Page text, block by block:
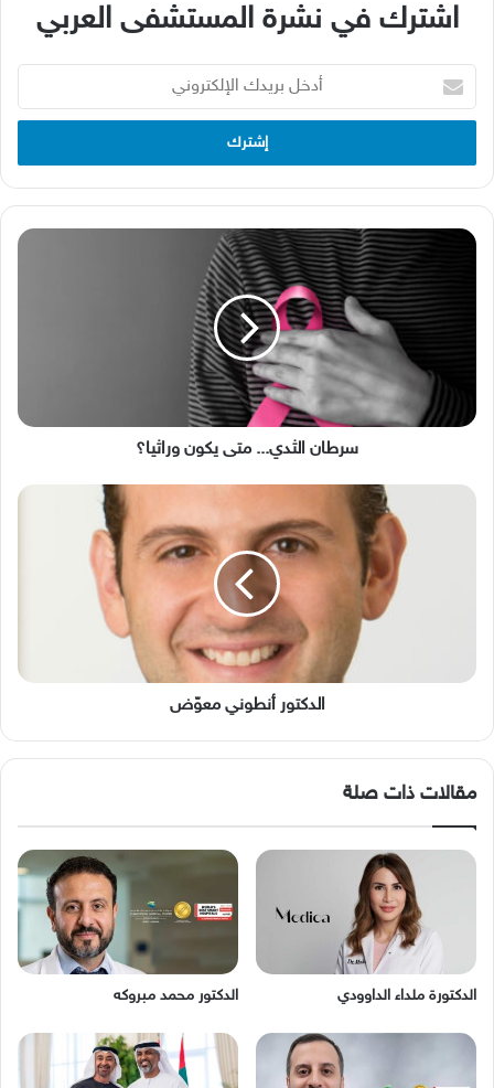
اشترك في نشرة المستشفى العربي
بريدك
الإلكتروني
سرطان
سرطان الثدي... متى يكون وراثيا؟
الدكتور
الدكتور أنطوني معوّض
مقالات ذات صلة
الدكتورة ملداء الداوودي الدكتور محمد مبروكه